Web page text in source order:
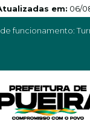
em: 06/
funcionamento: